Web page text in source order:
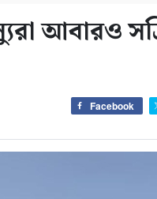
আবারও
Facebook